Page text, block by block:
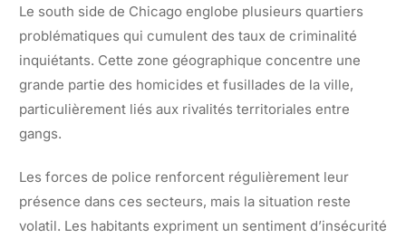
Le south side de Chicago englobe plusieurs quartiers
problématiques qui cumulent des taux de criminalité
inquiétants. Cette zone géographique concentre une
grande partie des homicides et fusillades de la ville,
particulièrement liés aux rivalités territoriales entre
gangs.
Les forces de police renforcent régulièrement leur
présence dans ces secteurs, mais la situation reste
volatil. Les habitants expriment un sentiment d’insécurité